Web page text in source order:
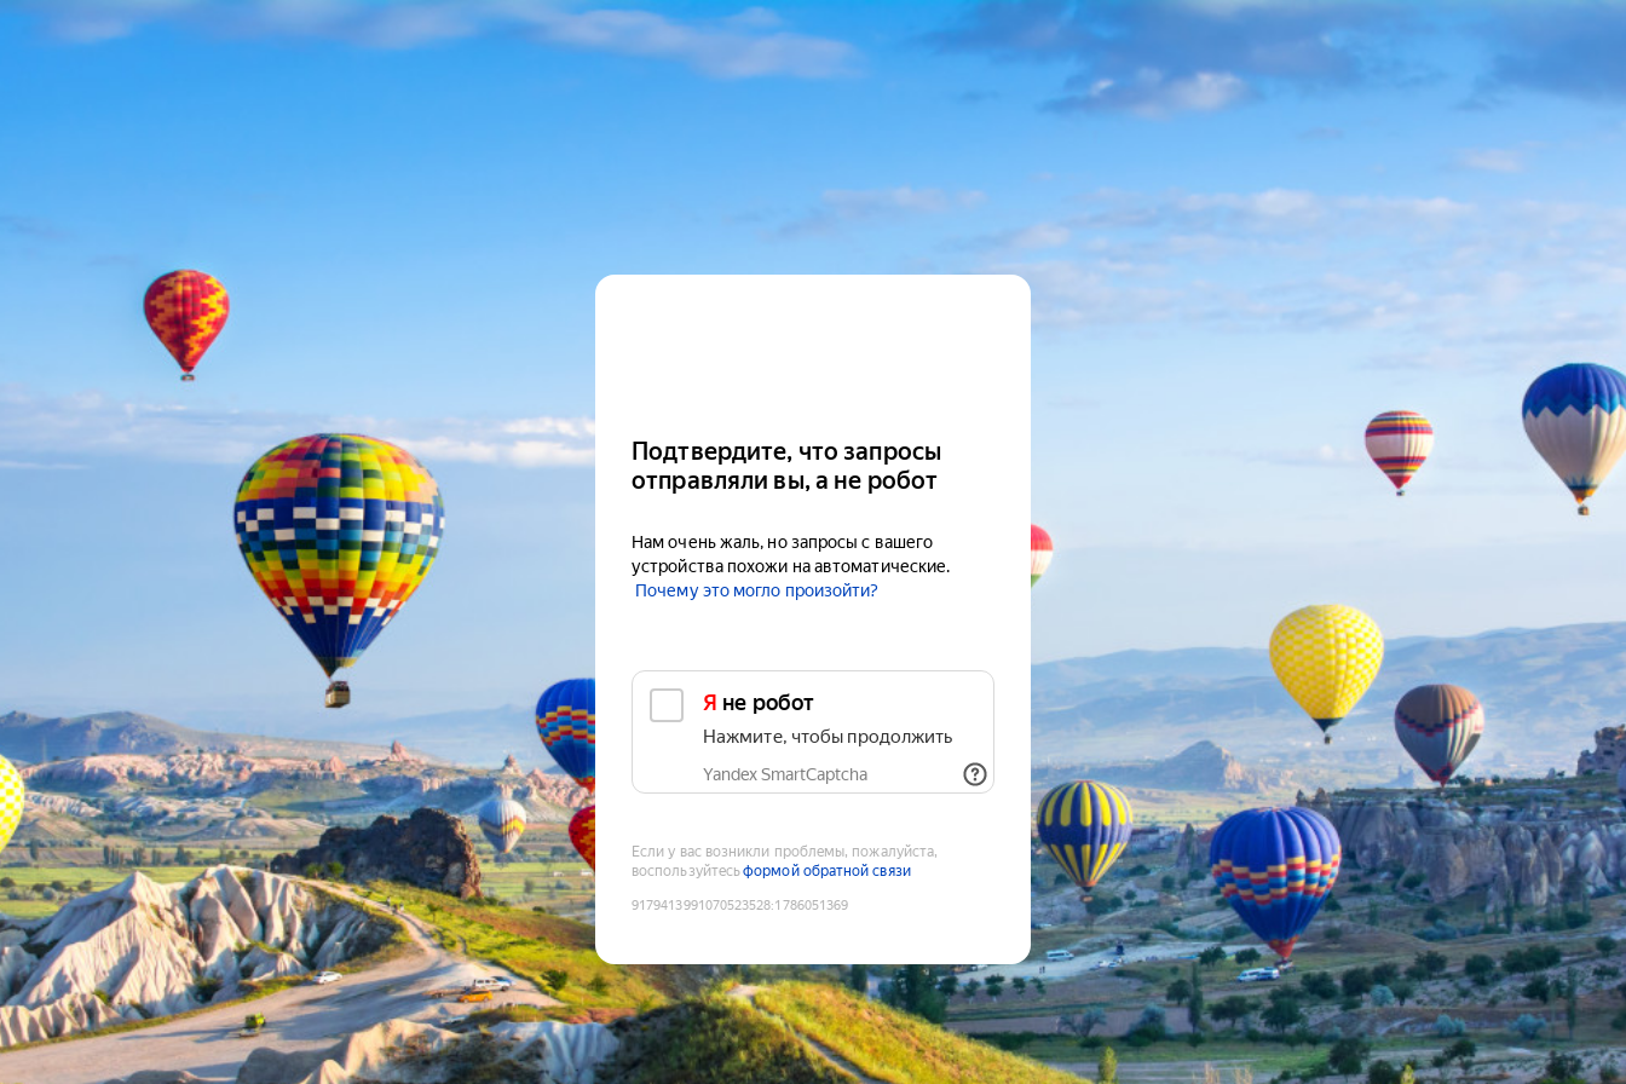
Подтвердите, что запросы
отправляли вы, а не робот
Нам очень жаль, но запросы с вашего
устройства похожи на автоматические.
Почему это могло произойти?
Я не робот
Нажмите, чтобы продолжить
Yandex SmartCaptcha
Если у вас возникли проблемы, пожалуйста,
воспользуйтесьформой обратной связи
9179413991070523528:1786051369